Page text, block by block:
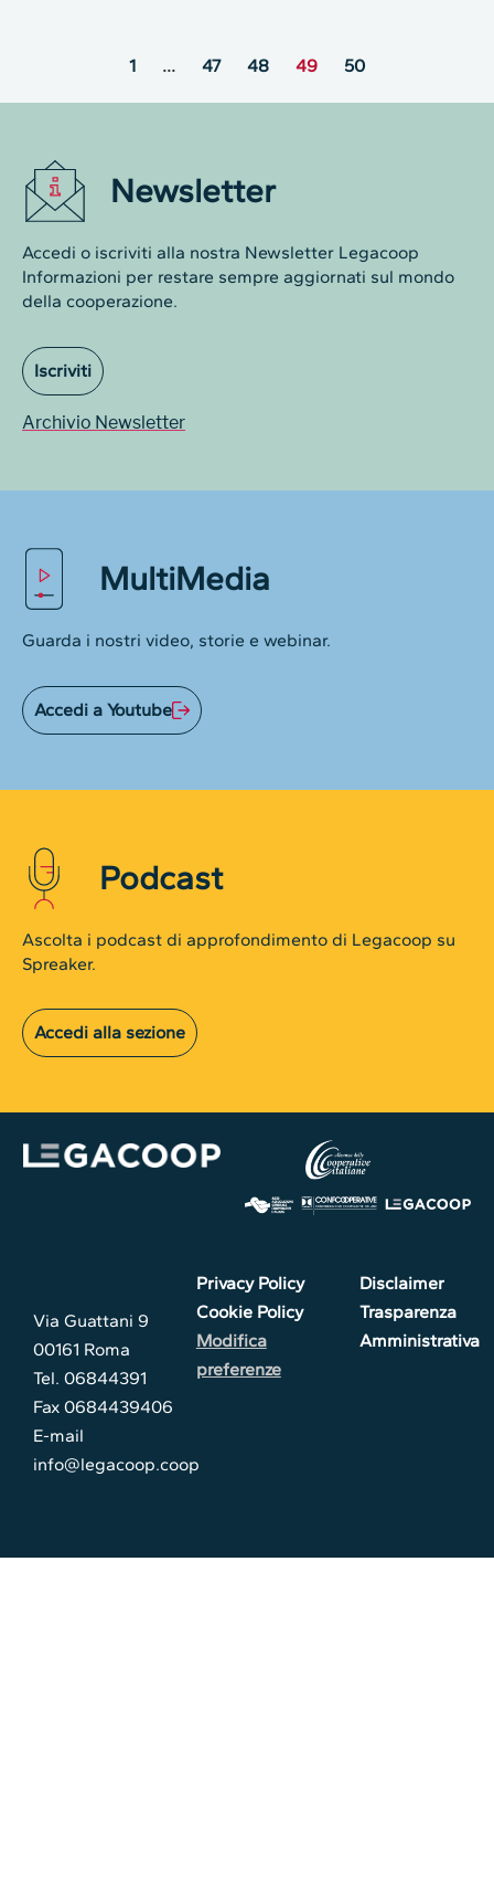
1 … 47 48 49 50
Newsletter
Accedi o iscriviti alla nostra Newsletter Legacoop
Informazioni per restare sempre aggiornati sul mondo
della cooperazione.
Iscriviti
Archivio Newsletter
MultiMedia
Guarda i nostri video, storie e webinar.
Accedi a Youtube
Podcast
Ascolta i podcast di approfondimento di Legacoop su
Spreaker.
Accedi alla sezione
Via Guattani 9
00161 Roma
Tel. 06844391
Fax 0684439406
E-mail
info@legacoop.coop
Privacy Policy
Cookie Policy
Modifica
preferenze
Disclaimer
Trasparenza
Amministrativa